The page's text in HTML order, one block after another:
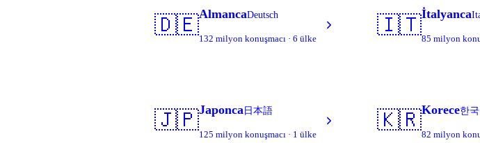
🇩🇪AlmancaDeutsch
132 milyon konuşmacı · 6 ülke
🇮🇹İtalyanca
85 milyon
🇯🇵Japonca 日本語
125 milyon konuşmacı · 1 ülke
🇰🇷Korece한국
82 milyon